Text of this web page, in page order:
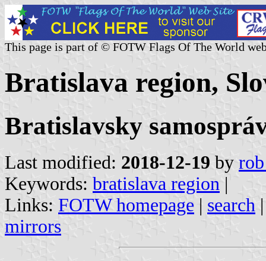
This page is part of © FOTW Flags Of The World
Bratislava region,
Bratislavsky
Last modified: 2018-12-19 by
Keywords: bratislava region |
Links: FOTW homepage | search
mirrors